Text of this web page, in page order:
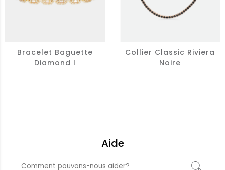
Bracelet Baguette
Diamond I
Collier Classic Riviera
Noire
Aide